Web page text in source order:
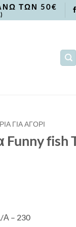
ΤΩΝ 50€
ΓΙΑ ΑΓΟΡΙ
fish
Α – 230